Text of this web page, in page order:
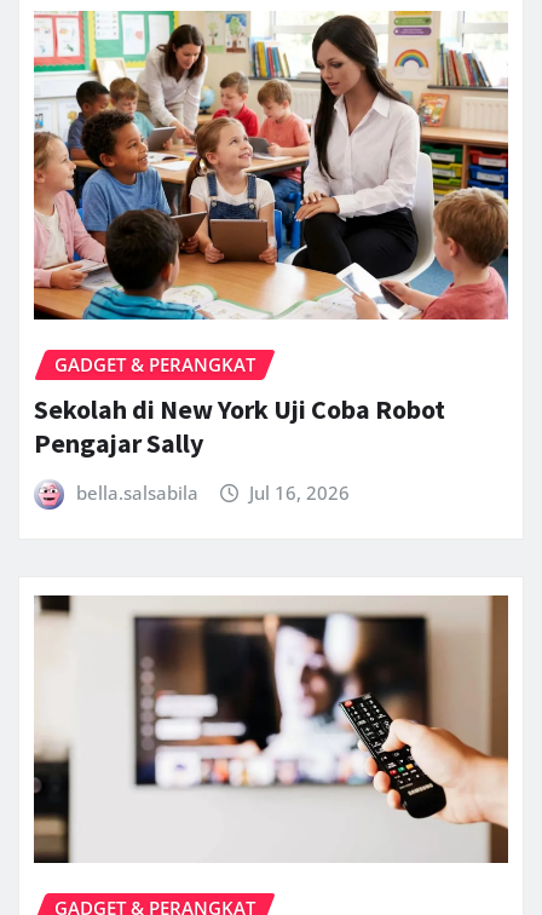
GADGET & PERANGKAT
Sekolah di New York Uji Coba Robot
Pengajar Sally
bella.salsabila Jul 16, 2026
GADGET & PERANGKAT